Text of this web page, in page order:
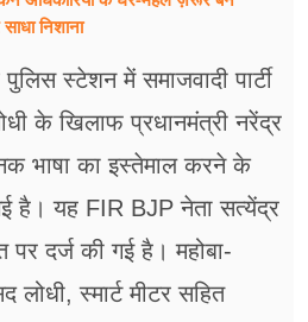
निशाना
स्टेशन में समाजवादी पार्टी
के खिलाफ प्रधानमंत्री नरेंद्र
भाषा का इस्तेमाल करने के
है। यह FIR BJP नेता सत्येंद्र
पर दर्ज की गई है। महोबा-
लोधी, स्मार्ट मीटर सहित